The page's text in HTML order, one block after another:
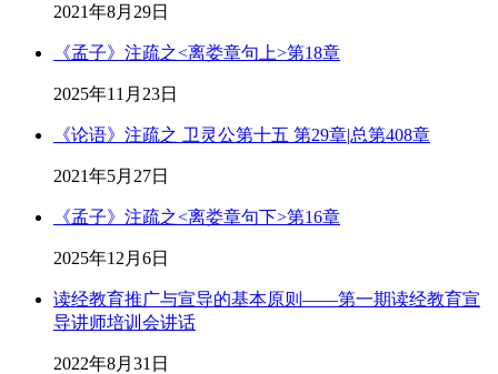
2021年8月29日
《孟子》注疏之<离娄章句上>第18章
2025年11月23日
《论语》注疏之 卫灵公第十五 第29章|总第408章
2021年5月27日
《孟子》注疏之<离娄章句下>第16章
2025年12月6日
读经教育推广与宣导的基本原则——第一期读经教育宣
导讲师培训会讲话
2022年8月31日